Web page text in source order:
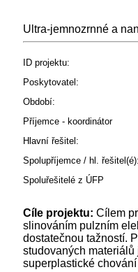
Ultra-jemnozrnné a
ID projektu:
Poskytovatel:
Období:
Příjemce - koordinátor
Hlavní řešitel:
Spolupříjemce / hl. řešitel(é):
Spoluřešitelé z ÚFP
Cíle projektu: Cílem
slinováním pulzním
dostatečnou tažností.
studovaných
superplastické